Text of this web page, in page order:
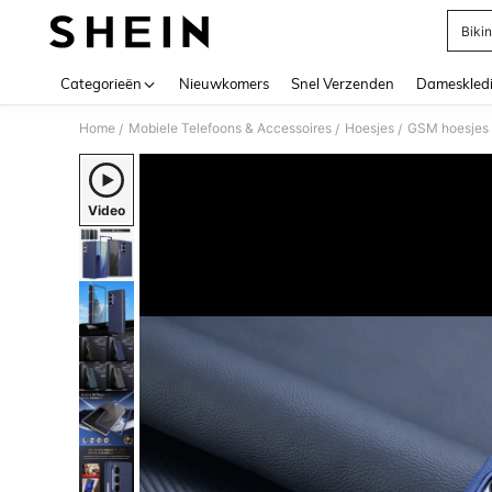
Categorieën Nieuwkomers Snel Verzenden
Home / Mobiele Telefoons & Accessoires / Hoesjes / GSM hoesjes
Video